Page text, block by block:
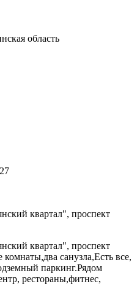
область
квартал", проспект
квартал", проспект
санузла,Есть все,
паркинг.Рядом
рестораны,фитнес,